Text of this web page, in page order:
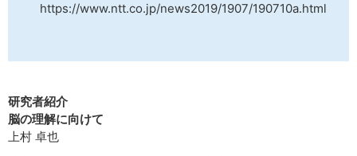
https://www.ntt.co.jp/news2019/1907/190710a.html
研究者紹介
脳の理解に向けて
上村 卓也